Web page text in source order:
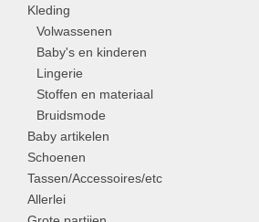
Kleding
Volwassenen
Baby's en kinderen
Lingerie
Stoffen en materiaal
Bruidsmode
Baby artikelen
Schoenen
Tassen/Accessoires/etc
Allerlei